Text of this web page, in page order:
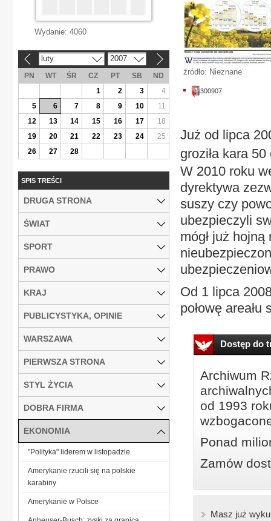
źródło: Nieznane
300907
Już od lipca
groziła kara 50
W 2010 roku
dyrektywa
suszy czy
ubezpieczyli
mógł już
Od 1 lipca
połowę
Dostęp do
Archiwum
od 1993
Ponad
Zamów
Masz już
Wydanie: 4060
luty 2007
PN WT ŚR CZ PT SB
ND
1
2 3
4
5
6 7 8 9 10
11
12
13 14 15 16 17
18
19
20 21 22 23 24
25
26
27 28
SPIS TREŚCI
DRUGA STRONA
ŚWIAT
SPORT
PRAWO
KRAJ
PUBLICYSTYKA, OPINIE
WARSZAWA
PIERWSZA STRONA
STYL ŻYCIA
DOBRA FIRMA
EKONOMIA
"Polityka" liderem w listopadzie
Amerykanie rzucili się na polskie
karabiny
Amerykanie w Polsce